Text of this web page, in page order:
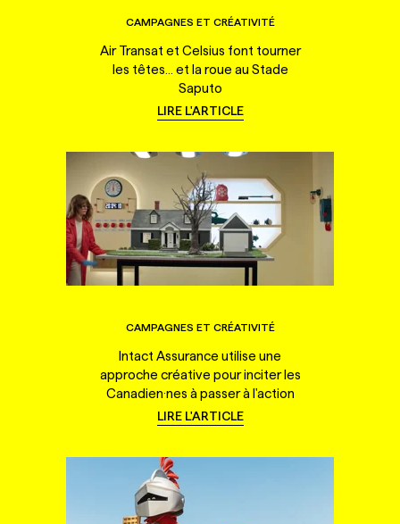
CAMPAGNES ET CRÉATIVITÉ
Air Transat et Celsius font tourner
les têtes... et la roue au Stade
Saputo
LIRE L'ARTICLE
CAMPAGNES ET CRÉATIVITÉ
Intact Assurance utilise une
approche créative pour inciter les
Canadien·nes à passer à l'action
LIRE L'ARTICLE